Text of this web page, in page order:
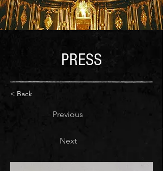
PRESS
< Back
Previous
Next